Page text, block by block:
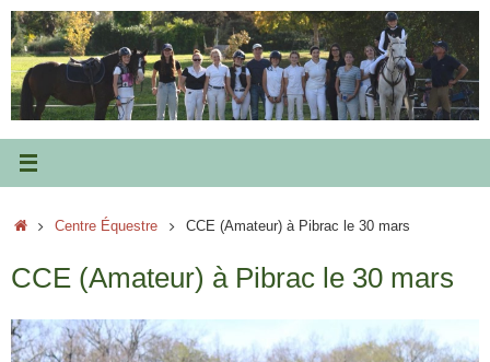
Passer
au
contenu
Accueil
Centre Équestre CCE (Amateur) à Pibrac le 30 mars
CCE (Amateur) à Pibrac le 30 mars